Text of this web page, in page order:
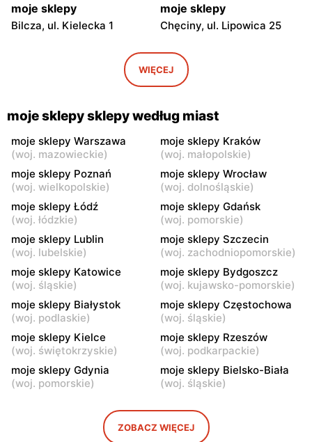
moje sklepy
Bilcza, ul. Kielecka 1
moje sklepy
Chęciny, ul. Lipowica 25
Iwaniska, ul. Ujazdowska 5
moje sklepy
Bogoria, ul. Rynek 30
Gorzyce, ul. Szkolna 44 Grębów, ul. Wydrza 180
moje sklepy
Jadachy, ul. Jadachy 111
moje sklepy
Jeżowe, ul. Zalesie 77
moje sklepy
Kazimierza Wielka, ul.
Kolejowa 15
moje sklepy
Kamień, ul. Błonie 23
moje sklepy
Górki, ul. Górki 71
moje sklepy
Gumniska, ul. Gumniska
157C
moje sklepy
Iwierzyce, ul. Iwierzyce
152A
moje sklepy
Tczew, ul. Franciszka Żwirki
moje sklepy
Hyżne, ul. Hyżne 100
moje sklepy
Jarosław, ul. Pełkińska 147
Niebylec, ul. Niebylec 139 Opole, ul. Grudzicka 45
WIĘCEJ
moje sklepy sklepy według miast
moje sklepy Warszawa
(woj. mazowieckie)
moje sklepy Kraków
(woj. małopolskie)
moje sklepy Poznań
(woj. wielkopolskie)
moje sklepy Wrocław
(woj. dolnośląskie)
moje sklepy Łódź
(woj. łódzkie)
moje sklepy Gdańsk
(woj. pomorskie)
moje sklepy Lublin
(woj. lubelskie)
moje sklepy Szczecin
(woj. zachodniopomorskie)
moje sklepy Katowice
(woj. śląskie)
moje sklepy Bydgoszcz
(woj. kujawsko-pomorskie)
moje sklepy Białystok
(woj. podlaskie)
moje sklepy Częstochowa
(woj. śląskie)
moje sklepy Kielce
(woj. świętokrzyskie)
moje sklepy Rzeszów
(woj. podkarpackie)
moje sklepy Gdynia
(woj. pomorskie)
moje sklepy Bielsko-Biała
(woj. śląskie)
ZOBACZ WIĘCEJ